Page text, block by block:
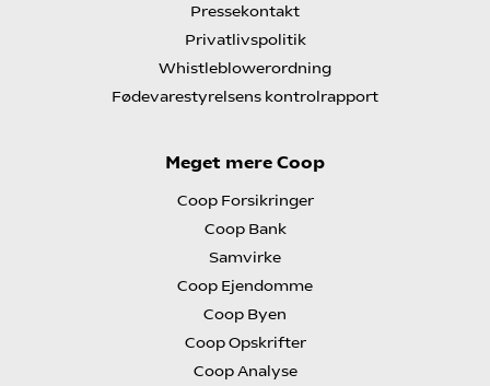
Pressekontakt
Privatlivspolitik
Whistleblowerordning
Fødevarestyrelsens kontrolrapport
Meget mere Coop
Coop Forsikringer
Coop Bank
Samvirke
Coop Ejendomme
Coop Byen
Coop Opskrifter
Coop Analyse